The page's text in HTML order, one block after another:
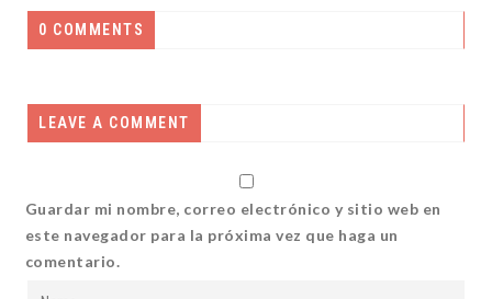
0 COMMENTS
LEAVE A COMMENT
Guardar mi nombre, correo electrónico y sitio web en
este navegador para la próxima vez que haga un
comentario.